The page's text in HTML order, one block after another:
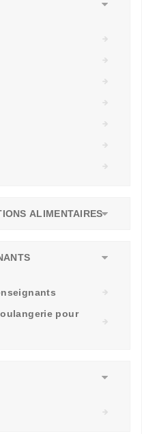
ALIMENTAIRES
pour